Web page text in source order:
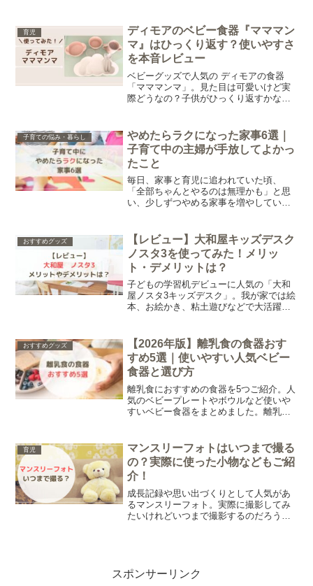
ものだけを紹介しています。
育児
ディモアのベビー食器『マママン
マ』はひっくり返す？使いやすさ
を本音レビュー
ベビーグッズで人気の ディモアの食器
「マママンマ」。見た目は可愛いけど実
際どうなの？子供がひっくり返すかな？
かった「メリット・デメリット」と「ひ
っくり返す問題」についてレビューして
いきます。
子育ての悩み・暮らし
やめたらラクになった家事6選｜
子育て中の主婦が手放してよかっ
たこと
毎日、家事と育児に追われていた頃、
「全部ちゃんとやるのは無理かも」と思
い、少しずつやめる家事を増やしていき
の私が「やめてよかった」と感じた家事
をまとめました。
おすすめグッズ
【レビュー】大和屋キッズデスク
ノスタ3を使ってみた！メリッ
ト・デメリットは？
子どもの学習机デビューに人気の「大和
屋ノスタ3キッズデスク」。我が家では絵
本、お絵かき、粘土遊びなどで大活躍
ット・デメリットについて詳しくご紹介
します。
おすすめグッズ
【2026年版】離乳食の食器おす
すめ5選｜使いやすい人気ベビー
食器と選び方
離乳食におすすめの食器を5つご紹介。人
気のベビープレートやボウルなど使いや
すいベビー食器をまとめました。離乳食
育児
マンスリーフォトはいつまで撮る
の？実際に使った小物などもご紹
介！
成長記録や思い出づくりとして人気があ
るマンスリーフォト。実際に撮影してみ
たいけれどいつまで撮影するのだろう…
す。
スポンサーリンク